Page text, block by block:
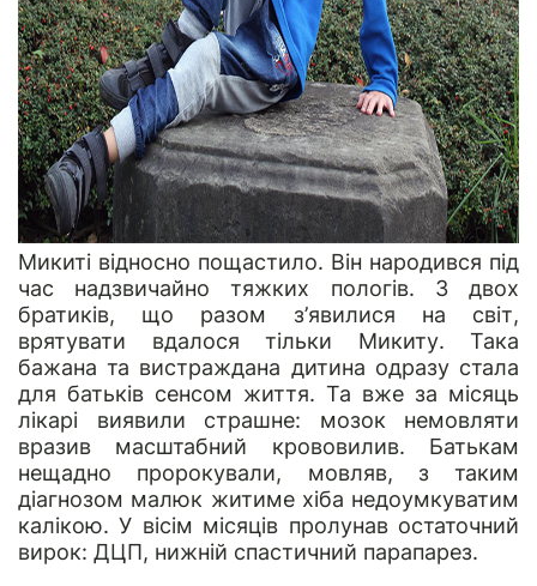
Микиті відносно пощастило. Він народився під
час надзвичайно тяжких пологів. З двох
братиків, що разом з’явилися на світ,
врятувати вдалося тільки Микиту. Така
бажана та вистраждана дитина одразу стала
для батьків сенсом життя. Та вже за місяць
лікарі виявили страшне: мозок немовляти
вразив масштабний крововилив. Батькам
нещадно пророкували, мовляв, з таким
діагнозом малюк житиме хіба недоумкуватим
калікою. У вісім місяців пролунав остаточний
вирок: ДЦП, нижній спастичний парапарез.